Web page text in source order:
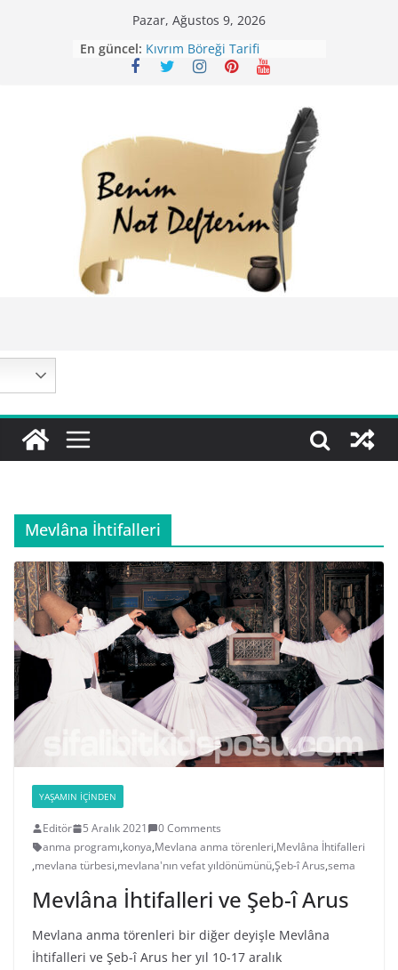
Pazar, Ağustos 9, 2026
En güncel:
Mirik Köfte Tarifi – Sivas
Kıvrım Böreği Tarifi
Karabuğday Pilavı Tarifi
Mevlâna İhtifalleri
YAŞAMIN İÇINDEN
Editör 5 Aralık 2021
0 Comments
anma programı,konya,Mevlana anma törenleri,Mevlâna İhtifalleri
,mevlana türbesi,mevlana'nın vefat yıldönümünü,Şeb-î Arus,sema
Mevlâna İhtifalleri ve Şeb-î Arus
Mevlana anma törenleri bir diğer deyişle Mevlâna
İhtifalleri ve Şeb-î Arus her yıl 10-17 aralık